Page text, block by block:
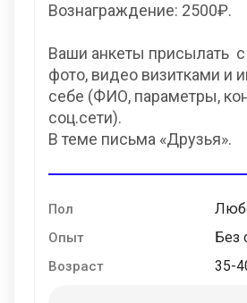
Вознаграждение: 2500₽.
Ваши анкеты присылать
фото, видео визитками и
себе (ФИО, параметры,
соц.сети).
В теме письма «Друзья».
Пол
Опыт Без
Возраст 35-